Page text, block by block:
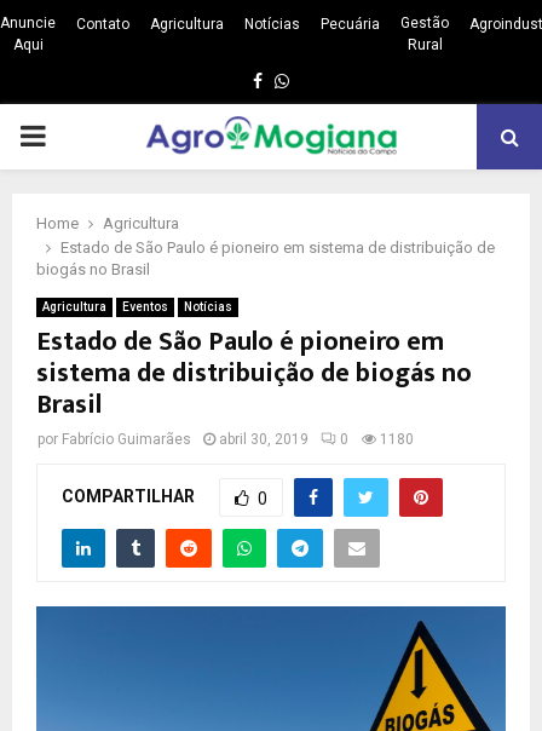
Anuncie
Aqui
Contato Agricultura Notícias Pecuária
Gestão
Rural
Facebook
Whatsapp
PRIMARY
Home
Agricultura
Estado de São Paulo é pioneiro em sistema de distribuição de
biogás no Brasil
Agricultura Eventos Notícias
Estado de São Paulo é pioneiro em
sistema de distribuição de biogás no
Brasil
por Fabrício Guimarães abril 30, 2019 0 1180
COMPARTILHAR 0